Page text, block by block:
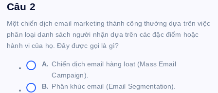
Câu 2
Một chiến dịch email marketing thành công thường dựa trên việc
phân loại danh sách người nhận dựa trên các đặc điểm hoặc
hành vi của họ. Đây được gọi là gì?
A. Chiến dịch email hàng loạt (Mass Email
Campaign).
B. Phân khúc email (Email Segmentation).